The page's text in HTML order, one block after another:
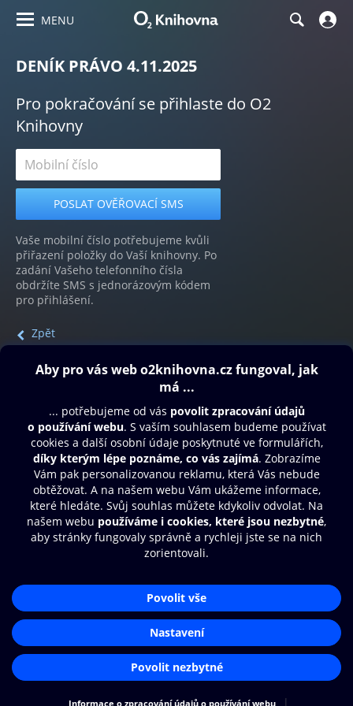
MENU
DENÍK PRÁVO 4.11.2025
Pro pokračování se přihlaste do O2
Knihovny
Vaše mobilní číslo potřebujeme kvůli
přiřazení položky do Vaší knihovny. Po
zadání Vašeho telefonního čísla
obdržíte SMS s jednorázovým kódem
pro přihlášení.
Zpět
Obsah ke stažení
Moje O2 Knihovna
Další zábava
© O2 Czech Republic a.s.
Přístupnost
Zásady zpracování osobních údajů
Nastavení cookies
Aplikace O2 Knihovna
Čti a poslouchej své e-knihy a
audioknihy rychleji a pohodlněji.